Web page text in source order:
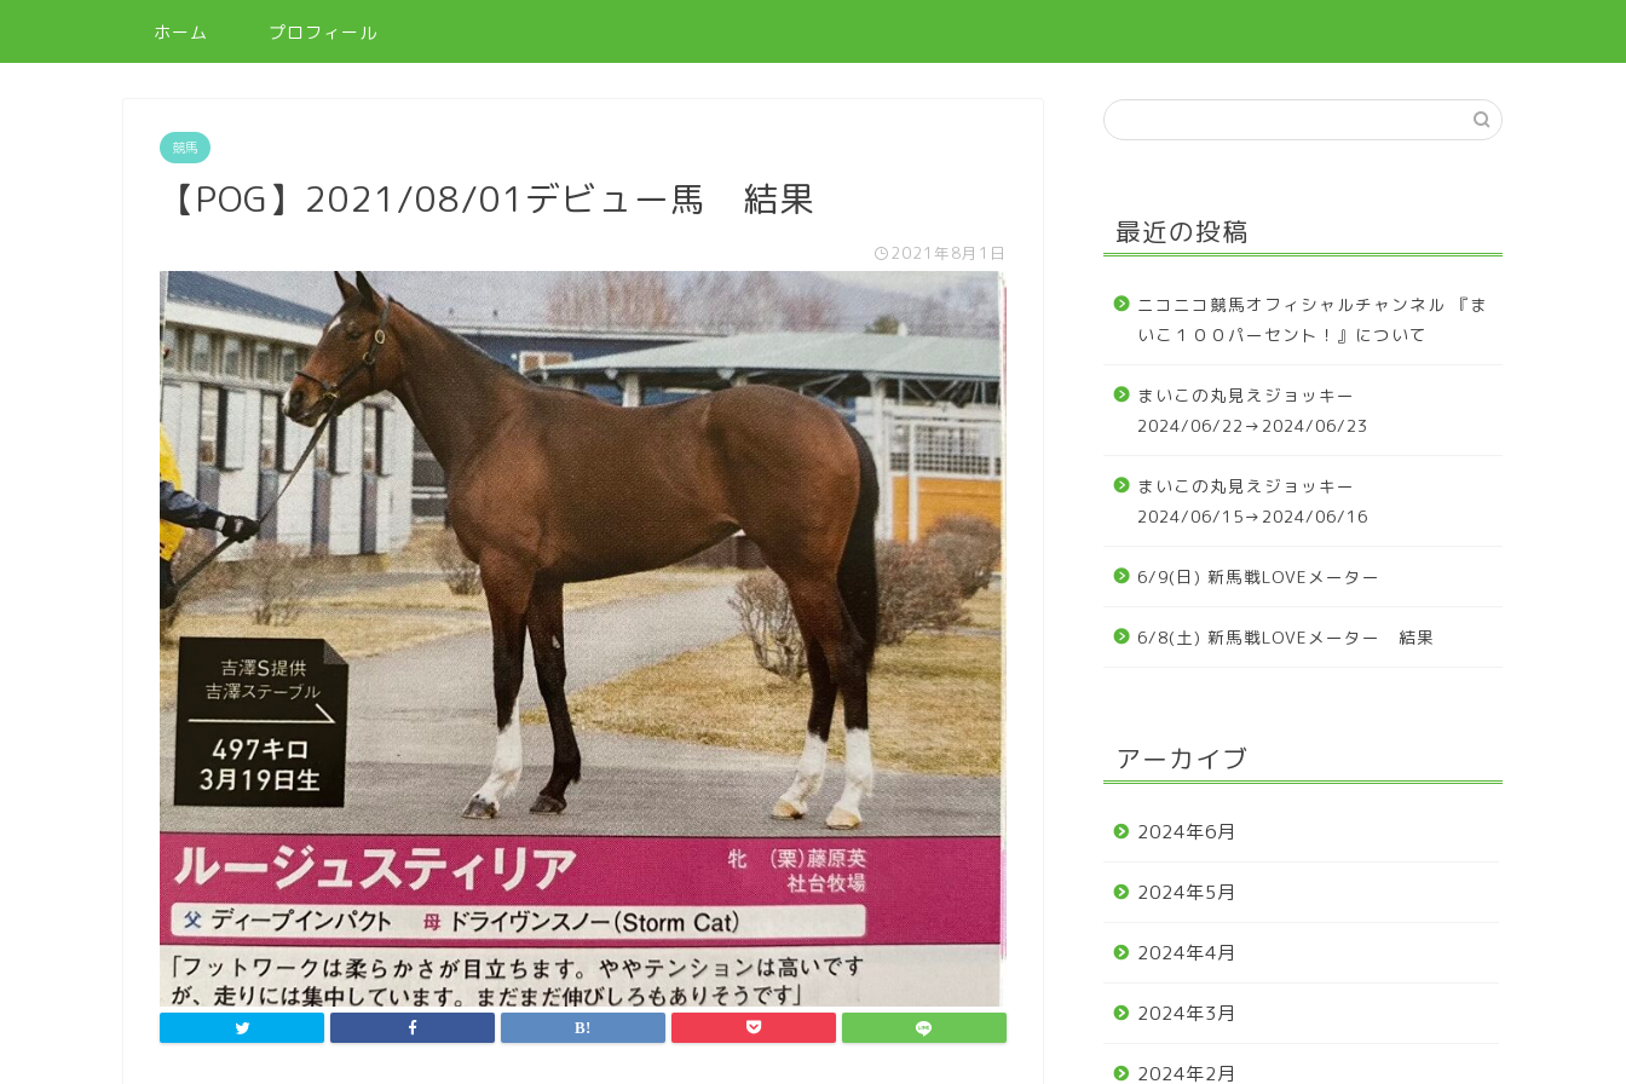
ホーム プロフィール
競馬
【POG】2021/08/01デビュー馬 結果
2021年8月1日
最近の投稿
ニコニコ競馬オフィシャルチャンネル 『ま
いこ１００パーセント！』について
まいこの丸見えジョッキー
2024/06/22→2024/06/23
まいこの丸見えジョッキー
2024/06/15→2024/06/16
6/9(日) 新馬戦LOVEメーター
6/8(土) 新馬戦LOVEメーター 結果
アーカイブ
2024年6月
2024年5月
2024年4月
2024年3月
2024年2月